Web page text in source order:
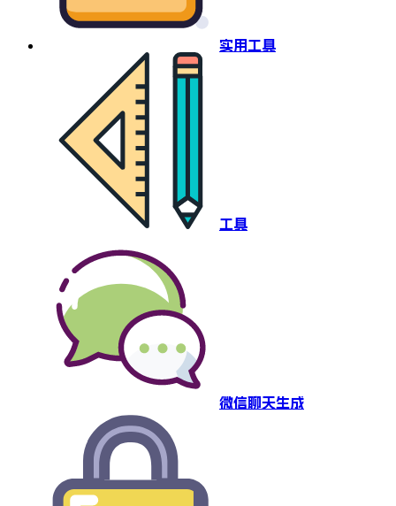
实用工具
工具
微信聊天生成